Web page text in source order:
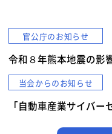
官公庁のお知らせ
令和８年熊本地震の影
当会からのお知らせ
「自動車産業サイバ